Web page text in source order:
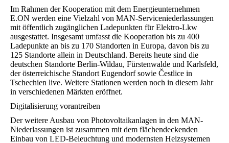
Im Rahmen der Kooperation mit dem Energieunternehmen
E.ON werden eine Vielzahl von MAN-Serviceniederlassungen
mit öffentlich zugänglichen Ladepunkten für Elektro-Lkw
ausgestattet. Insgesamt umfasst die Kooperation bis zu 400
Ladepunkte an bis zu 170 Standorten in Europa, davon bis zu
125 Standorte allein in Deutschland. Bereits heute sind die
deutschen Standorte Berlin-Wildau, Fürstenwalde und Karlsfeld,
der österreichische Standort Eugendorf sowie Čestlice in
Tschechien live. Weitere Stationen werden noch in diesem Jahr
in verschiedenen Märkten eröffnet.
Digitalisierung vorantreiben
Der weitere Ausbau von Photovoltaikanlagen in den MAN-
Niederlassungen ist zusammen mit dem flächendeckenden
Einbau von LED-Beleuchtung und modernsten Heizsystemen